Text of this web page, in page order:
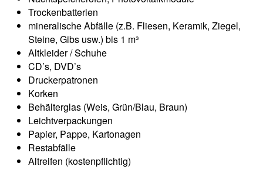
Trockenbatterien
mineralische Abfälle (z.B. Fliesen, Keramik, Ziegel,
Steine, Gibs usw.) bis 1 m³
Altkleider / Schuhe
CD’s, DVD’s
Druckerpatronen
Korken
Behälterglas (Weis, Grün/Blau, Braun)
Leichtverpackungen
Papier, Pappe, Kartonagen
Restabfälle
Altreifen (kostenpflichtig)